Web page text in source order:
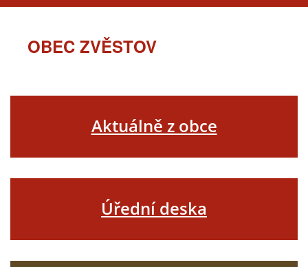
OBEC ZVĚSTOV
Aktuálně z obce
Úřední deska